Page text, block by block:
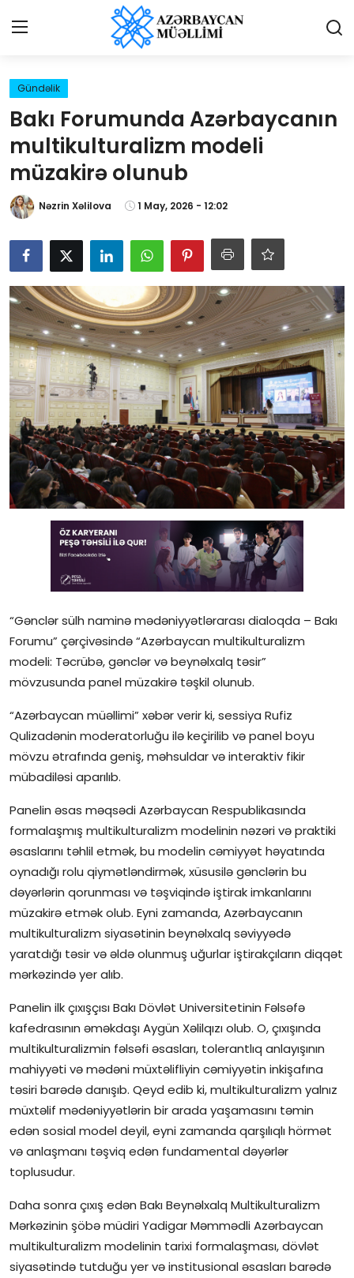
Giriş
Qəzetə elan ver
Əlaqə
Haqqımızda
Reklam və elan
Biz kimik?
Bütün xəbərlər
Gündəlik
Rəsmi
Təhsil
Müsahibə
Elm və innovasiya
Reportaj
Pedaqogika
Regionlar
İctimai şura
Dünya
Gündəlik
Bakı Forumunda Azərbaycanın
multikulturalizm modeli
müzakirə olunub
Nəzrin Xəlilova 1 May, 2026 - 12:02
“Gənclər sülh naminə mədəniyyətlərarası dialoqda – Bakı
Forumu” çərçivəsində “Azərbaycan multikulturalizm
modeli: Təcrübə, gənclər və beynəlxalq təsir”
mövzusunda panel müzakirə təşkil olunub.
“Azərbaycan müəllimi” xəbər verir ki, sessiya Rufiz
Qulizadənin moderatorluğu ilə keçirilib və panel boyu
mövzu ətrafında geniş, məhsuldar və interaktiv fikir
mübadiləsi aparılıb.
Panelin əsas məqsədi Azərbaycan Respublikasında
formalaşmış multikulturalizm modelinin nəzəri və praktiki
əsaslarını təhlil etmək, bu modelin cəmiyyət həyatında
oynadığı rolu qiymətləndirmək, xüsusilə gənclərin bu
dəyərlərin qorunması və təşviqində iştirak imkanlarını
müzakirə etmək olub. Eyni zamanda, Azərbaycanın
multikulturalizm siyasətinin beynəlxalq səviyyədə
yaratdığı təsir və əldə olunmuş uğurlar iştirakçıların diqqət
mərkəzində yer alıb.
Panelin ilk çıxışçısı Bakı Dövlət Universitetinin Fəlsəfə
kafedrasının əməkdaşı Aygün Xəlilqızı olub. O, çıxışında
multikulturalizmin fəlsəfi əsasları, tolerantlıq anlayışının
mahiyyəti və mədəni müxtəlifliyin cəmiyyətin inkişafına
təsiri barədə danışıb. Qeyd edib ki, multikulturalizm yalnız
müxtəlif mədəniyyətlərin bir arada yaşamasını təmin
edən sosial model deyil, eyni zamanda qarşılıqlı hörmət
və anlaşmanı təşviq edən fundamental dəyərlər
toplusudur.
Daha sonra çıxış edən Bakı Beynəlxalq Multikulturalizm
Mərkəzinin şöbə müdiri Yadigar Məmmədli Azərbaycan
multikulturalizm modelinin tarixi formalaşması, dövlət
siyasətində tutduğu yer və institusional əsasları barədə